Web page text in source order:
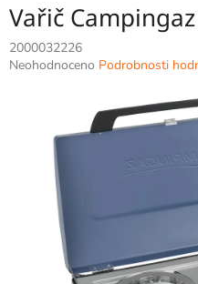
Vařič
2000032226
Průměrné
hvězdiček.
Neohodnoceno Podrobnosti